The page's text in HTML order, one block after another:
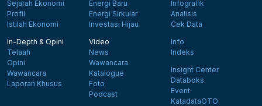
Sejarah Ekonomi
Profil
Istilah Ekonomi
Energi Baru
Energi Sirkular
Investasi Hijau
Infografik
Analisis
Cek Data
In-Depth & Opini
Telaah
Opini
Wawancara
Laporan Khusus
Video
News
Wawancara
Katalogue
Foto
Podcast
Info
Indeks
Insight Center
Databoks
Event
KatadataOTO